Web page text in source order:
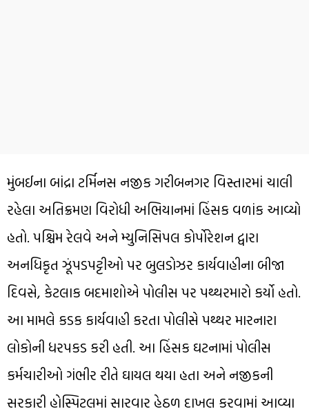
મુંબઈના બાંદ્રા ટર્મિનસ નજીક ગરીબનગર વિસ્તારમાં ચાલી
રહેલા અતિક્રમણ વિરોધી અભિયાનમાં હિંસક વળાંક આવ્યો
હતો. પશ્ચિમ રેલવે અને મ્યુનિસિપલ કોર્પોરેશન દ્વારા
અનધિકૃત ઝૂંપડપટ્ટીઓ પર બુલડોઝર કાર્યવાહીના બીજા
દિવસે, કેટલાક બદમાશોએ પોલીસ પર પથ્થરમારો કર્યો હતો.
આ મામલે કડક કાર્યવાહી કરતા પોલીસે પથ્થર મારનારા
લોકોની ધરપકડ કરી હતી. આ હિંસક ઘટનામાં પોલીસ
કર્મચારીઓ ગંભીર રીતે ઘાયલ થયા હતા અને નજીકની
સરકારી હોસ્પિટલમાં સારવાર હેઠળ દાખલ કરવામાં આવ્યા